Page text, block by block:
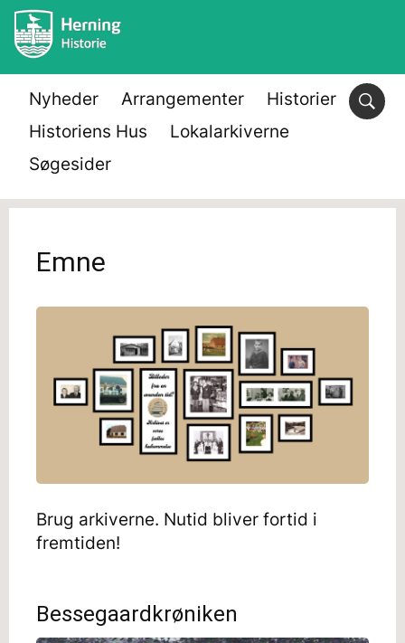
Nyheder Arrangementer
Historier
Historiens Hus
Lokalarkiverne
Søgesider
Emne
Brug arkiverne. Nutid bliver fortid i
fremtiden!
Bessegaardkrøniken